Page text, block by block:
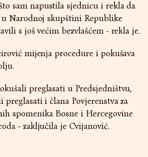
sam napustila sjednicu i rekla da
Narodnoj skupštini Republike
s još većim bezvlašćem - rekla je.
mijenja procedure i pokušava
preglasati u Predsjedništvu,
preglasati i člana Povjerenstva za
spomenika Bosne i Hercegovine
- zaključila je Cvijanović.